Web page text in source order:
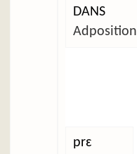
DANS
Adposition
prɛ